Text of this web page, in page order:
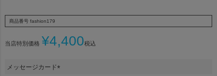
商品番号 fashion179
当店特別価格 ¥4,400税込
メッセージカード